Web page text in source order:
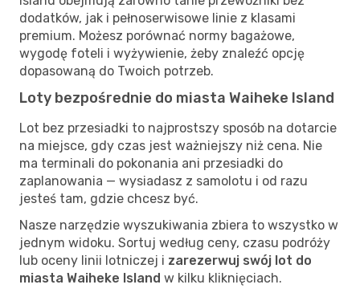
dodatków, jak i pełnoserwisowe linie z klasami
premium. Możesz porównać normy bagażowe,
wygodę foteli i wyżywienie, żeby znaleźć opcję
dopasowaną do Twoich potrzeb.
Loty bezpośrednie do miasta Waiheke Island
Lot bez przesiadki to najprostszy sposób na dotarcie
na miejsce, gdy czas jest ważniejszy niż cena. Nie
ma terminali do pokonania ani przesiadki do
zaplanowania — wysiadasz z samolotu i od razu
jesteś tam, gdzie chcesz być.
Nasze narzędzie wyszukiwania zbiera to wszystko w
jednym widoku. Sortuj według ceny, czasu podróży
lub oceny linii lotniczej i zarezerwuj swój lot do
miasta Waiheke Island w kilku kliknięciach.